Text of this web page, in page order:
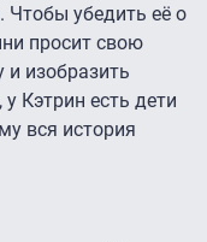
убедить её о
просит свою
и изобразить
Кэтрин есть дети
вся история